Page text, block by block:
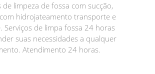
de limpeza de fossa com sucção,
hidrojateamento transporte e
Serviços de limpa fossa 24 horas
suas necessidades a qualquer
Atendimento 24 horas.